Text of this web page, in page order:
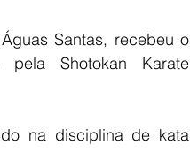
Santas, recebeu o
pela Shotokan Karate
na disciplina de kata